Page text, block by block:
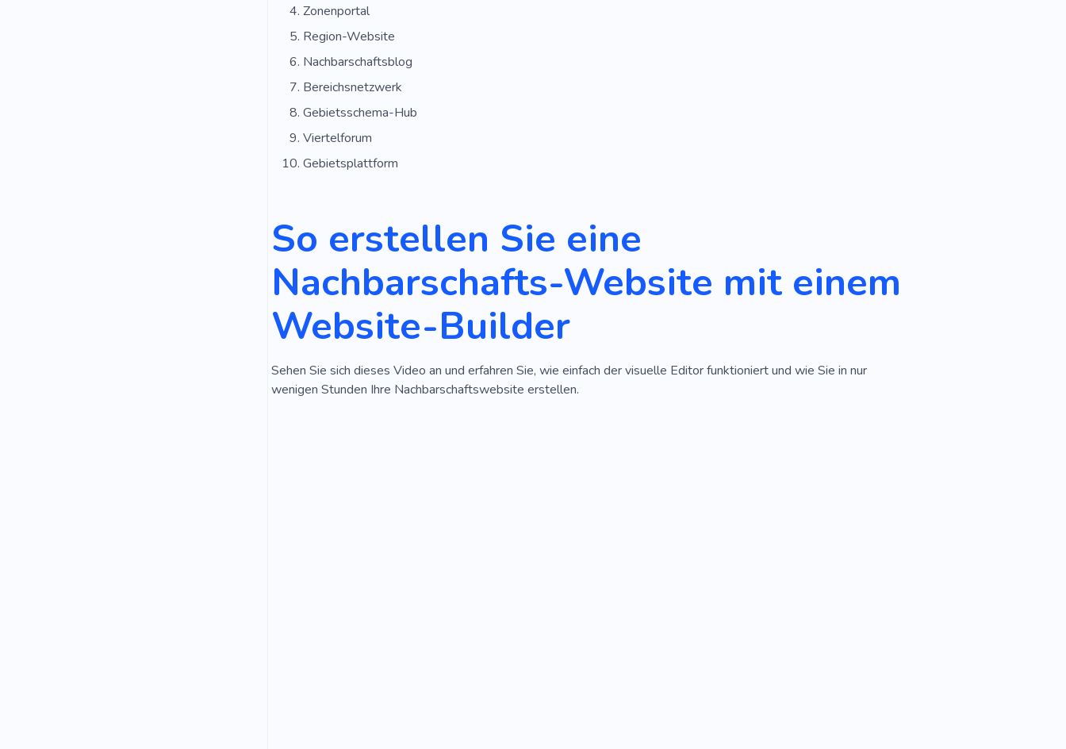
Zonenportal
Region-Website
Nachbarschaftsblog
Bereichsnetzwerk
Gebietsschema-Hub
Viertelforum
Gebietsplattform
So erstellen Sie eine
Nachbarschafts-Website mit einem
Website-Builder
Sehen Sie sich dieses Video an und erfahren Sie, wie einfach der visuelle Editor funktioniert und wie Sie in nur
wenigen Stunden Ihre Nachbarschaftswebsite erstellen.